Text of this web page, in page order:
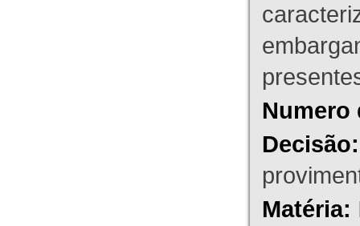
Numero
Decisão:
Matéria: